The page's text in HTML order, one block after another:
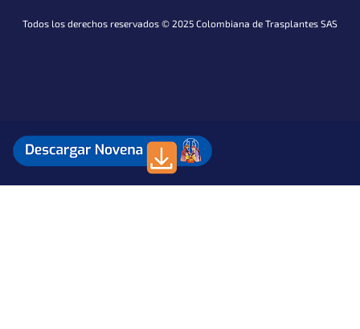
Todos los derechos reservados © 2025 Colombiana de Trasplantes SAS